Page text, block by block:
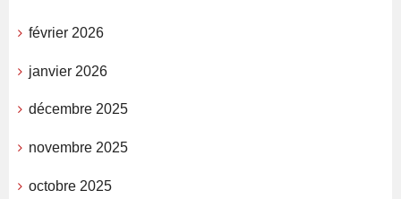
février 2026
janvier 2026
décembre 2025
novembre 2025
octobre 2025